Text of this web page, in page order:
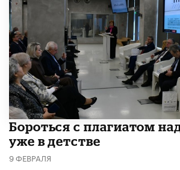
​Бороться с плагиатом
уже в детстве
9 ФЕВРАЛЯ